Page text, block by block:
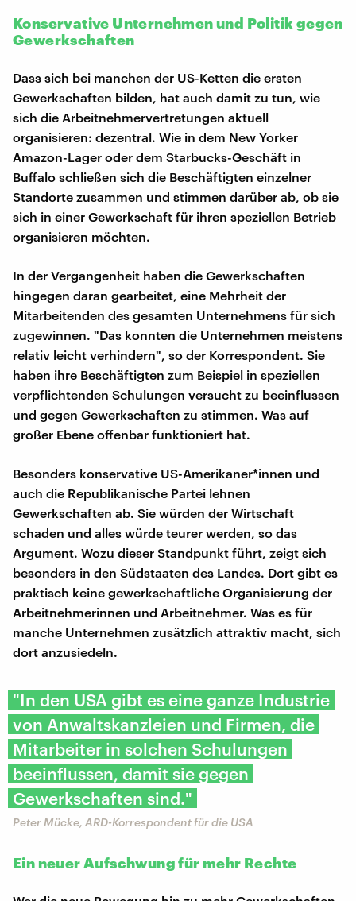
Konservative Unternehmen und Politik gegen
Gewerkschaften
Dass sich bei manchen der US-Ketten die ersten
Gewerkschaften bilden, hat auch damit zu tun, wie
sich die Arbeitnehmervertretungen aktuell
organisieren: dezentral. Wie in dem New Yorker
Amazon-Lager oder dem Starbucks-Geschäft in
Buffalo schließen sich die Beschäftigten einzelner
Standorte zusammen und stimmen darüber ab, ob sie
sich in einer Gewerkschaft für ihren speziellen Betrieb
organisieren möchten.
In der Vergangenheit haben die Gewerkschaften
hingegen daran gearbeitet, eine Mehrheit der
Mitarbeitenden des gesamten Unternehmens für sich
zugewinnen. "Das konnten die Unternehmen meistens
relativ leicht verhindern", so der Korrespondent. Sie
haben ihre Beschäftigten zum Beispiel in speziellen
verpflichtenden Schulungen versucht zu beeinflussen
und gegen Gewerkschaften zu stimmen. Was auf
großer Ebene offenbar funktioniert hat.
Besonders konservative US-Amerikaner*innen und
auch die Republikanische Partei lehnen
Gewerkschaften ab. Sie würden der Wirtschaft
schaden und alles würde teurer werden, so das
Argument. Wozu dieser Standpunkt führt, zeigt sich
besonders in den Südstaaten des Landes. Dort gibt es
praktisch keine gewerkschaftliche Organisierung der
Arbeitnehmerinnen und Arbeitnehmer. Was es für
manche Unternehmen zusätzlich attraktiv macht, sich
dort anzusiedeln.
"In den USA gibt es eine ganze Industrie
von Anwaltskanzleien und Firmen, die
Mitarbeiter in solchen Schulungen
beeinflussen, damit sie gegen
Gewerkschaften sind."
Peter Mücke, ARD-Korrespondent für die USA
Ein neuer Aufschwung für mehr Rechte